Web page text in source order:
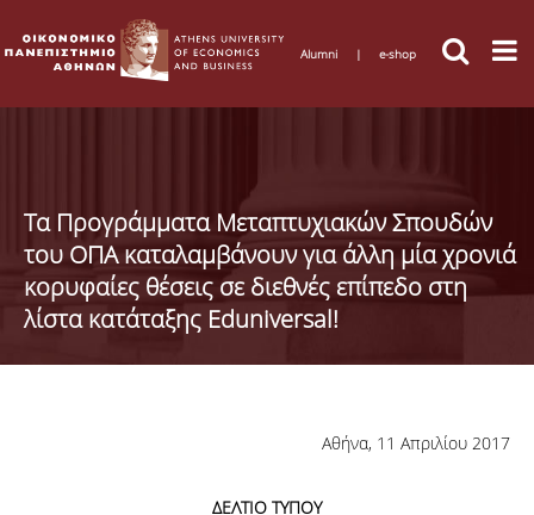
Alumni | e-shop
Τα Προγράμματα Μεταπτυχιακών Σπουδών
του ΟΠΑ καταλαμβάνουν για άλλη μία χρονιά
κορυφαίες θέσεις σε διεθνές επίπεδο στη
λίστα κατάταξης Eduniversal!
Αθήνα, 11 Απριλίου 2017
ΔΕΛΤΙΟ ΤΥΠΟΥ